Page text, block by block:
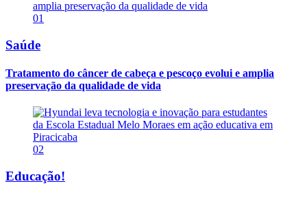
01
Saúde
Tratamento do câncer de cabeça e pescoço evolui e amplia
preservação da qualidade de vida
02
Educação!